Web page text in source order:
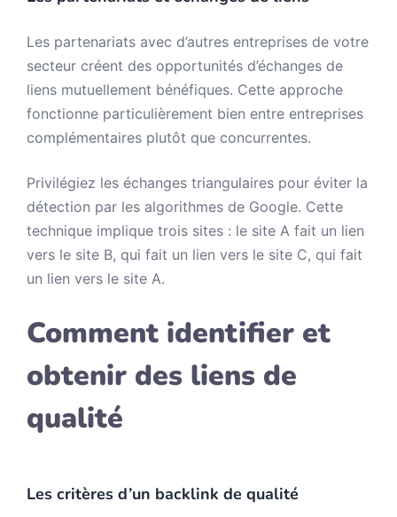
Les partenariats avec d’autres entreprises de votre
secteur créent des opportunités d’échanges de
liens mutuellement bénéfiques. Cette approche
fonctionne particulièrement bien entre entreprises
complémentaires plutôt que concurrentes.
Privilégiez les échanges triangulaires pour éviter la
détection par les algorithmes de Google. Cette
technique implique trois sites : le site A fait un lien
vers le site B, qui fait un lien vers le site C, qui fait
un lien vers le site A.
Comment identifier et
obtenir des liens de
qualité
Les critères d’un backlink de qualité